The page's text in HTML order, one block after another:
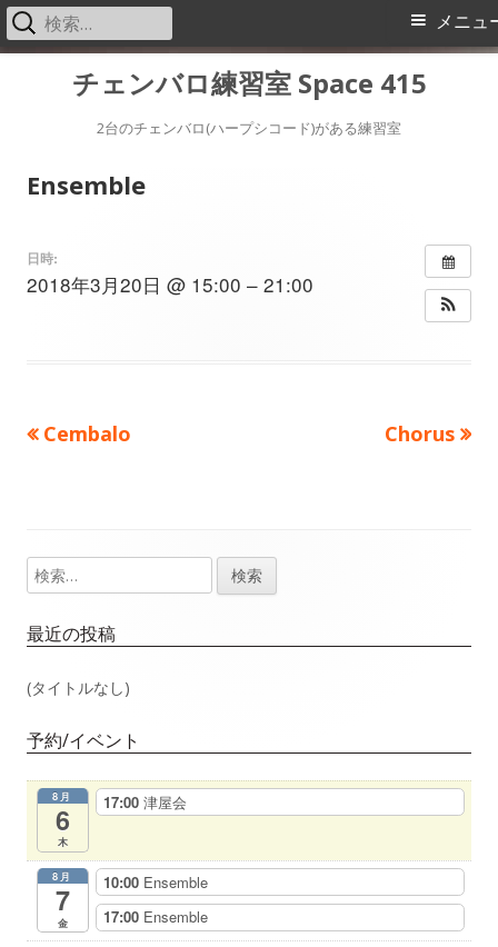
チェンバロ練習室 Space 415
2台のチェンバロ(ハープシコード)がある練習室
メ
メニュ
検
索:
Ensemble
日時:
2018年3月20日 @ 15:00 – 21:00
投
ビ
ゲ
ー
シ
ョ
前
Cembalo
次
Chorus
メ
イ
ン
バ
検
索:
最近の投稿
(タイトルなし)
予約/イベント
8月
6
木
17:00 津屋会
8月
7
金
10:00 Ensemble
17:00 Ensemble